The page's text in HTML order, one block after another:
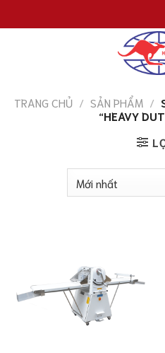
đến
TRANG CHỦ / SẢN PHẨM /
“HEAVY